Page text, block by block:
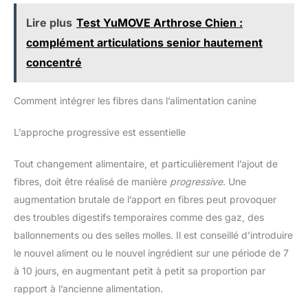
Lire plus Test YuMOVE Arthrose Chien :
complément articulations senior hautement
concentré
Comment intégrer les fibres dans l’alimentation canine
L’approche progressive est essentielle
Tout changement alimentaire, et particulièrement l’ajout de
fibres, doit être réalisé de manière progressive. Une
augmentation brutale de l’apport en fibres peut provoquer
des troubles digestifs temporaires comme des gaz, des
ballonnements ou des selles molles. Il est conseillé d’introduire
le nouvel aliment ou le nouvel ingrédient sur une période de 7
à 10 jours, en augmentant petit à petit sa proportion par
rapport à l’ancienne alimentation.